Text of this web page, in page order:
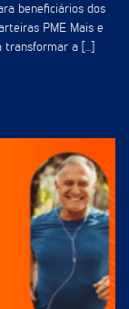
beneficiários dos
PME Mais e
a [...]